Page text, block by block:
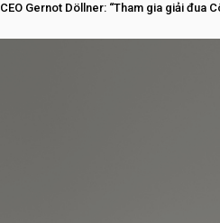
CEO Gernot Döllner: “Tham gia giải